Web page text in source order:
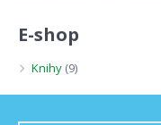
E-shop
Knihy (9)